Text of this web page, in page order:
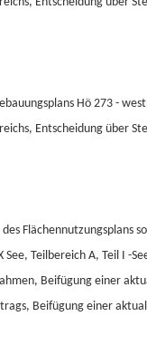
Hö 273 -
Entscheidung über
Flächennutzungsplans
See, Teilbereich A, Teil I -
Beifügung einer
Beifügung einer